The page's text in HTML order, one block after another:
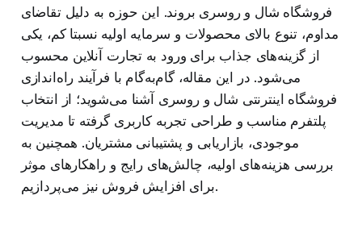
فروشگاه شال و روسری بروند. این حوزه به دلیل تقاضای
مداوم، تنوع بالای محصولات و سرمایه اولیه نسبتا کم، یکی
از گزینه‌های جذاب برای ورود به تجارت آنلاین محسوب
می‌شود. در این مقاله، گام‌به‌گام با فرآیند راه‌اندازی
فروشگاه اینترنتی شال و روسری آشنا می‌شوید؛ از انتخاب
پلتفرم مناسب و طراحی تجربه کاربری گرفته تا مدیریت
موجودی، بازاریابی و پشتیبانی مشتریان. همچنین به
بررسی هزینه‌های اولیه، چالش‌های رایج و راهکارهای موثر
برای افزایش فروش نیز می‌پردازیم.